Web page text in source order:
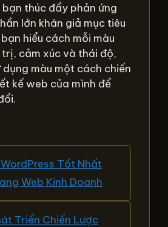
thúc đẩy phản ứng
lớn khán giả mục tiêu
hiểu cách mỗi màu
cảm xúc và thái độ,
màu một cách chiến
kế web của mình để
Tốt Nhất
Web Kinh Doanh
Triển Chiến Lược